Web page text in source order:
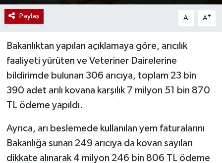
Paylaş A- A+
Bakanlıktan yapılan açıklamaya göre, arıcılık
faaliyeti yürüten ve Veteriner Dairelerine
bildirimde bulunan 306 arıcıya, toplam 23 bin
390 adet arılı kovana karşılık 7 milyon 51 bin 870
TL ödeme yapıldı.
Ayrıca, arı beslemede kullanılan yem faturalarını
Bakanlığa sunan 249 arıcıya da kovan sayıları
dikkate alınarak 4 milyon 246 bin 806 TL ödeme